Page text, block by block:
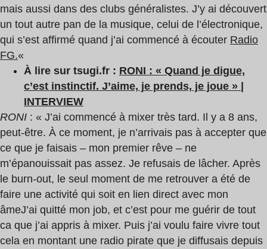
mais aussi dans des clubs généralistes. J’y ai découvert
un tout autre pan de la musique, celui de l’électronique,
qui s’est affirmé quand j’ai commencé à écouter Radio
FG.«
À lire sur tsugi.fr : RONI : « Quand je digue,
c’est instinctif. J’aime, je prends, je joue » |
INTERVIEW
RONI : « J’ai commencé à mixer très tard. Il y a 8 ans,
peut-être. À ce moment, je n’arrivais pas à accepter que
ce que je faisais – mon premier rêve – ne
m’épanouissait pas assez. Je refusais de lâcher. Après
le burn-out, le seul moment de me retrouver a été de
faire une activité qui soit en lien direct avec mon
âmeJ’ai quitté mon job, et c’est pour me guérir de tout
ca que j’ai appris à mixer. Puis j’ai voulu faire vivre tout
cela en montant une radio pirate que je diffusais depuis